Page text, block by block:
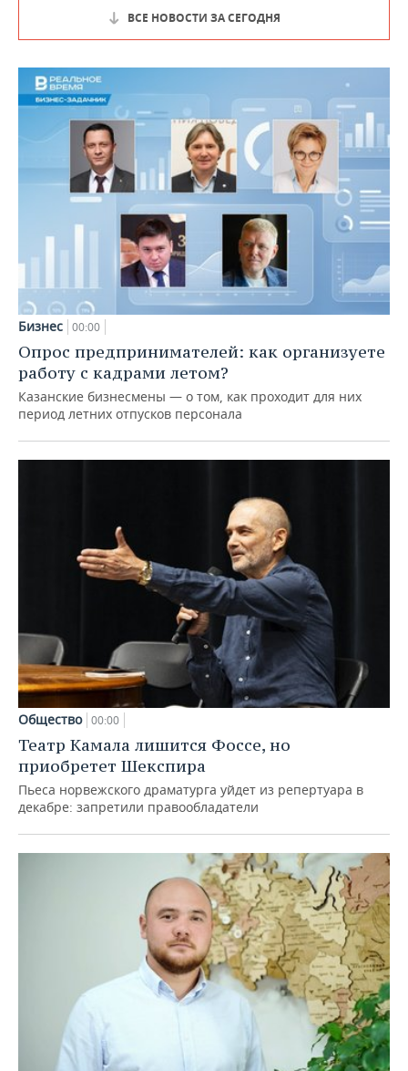
ВСЕ НОВОСТИ ЗА СЕГОДНЯ
Бизнес 00:00
Опрос предпринимателей: как организуете
работу с кадрами летом?
Казанские бизнесмены — о том, как проходит для них
период летних отпусков персонала
Общество 00:00
Театр Камала лишится Фоссе, но
приобретет Шекспира
Пьеса норвежского драматурга уйдет из репертуара в
декабре: запретили правообладатели